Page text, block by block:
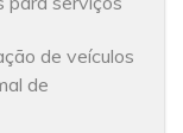
de veículos
de